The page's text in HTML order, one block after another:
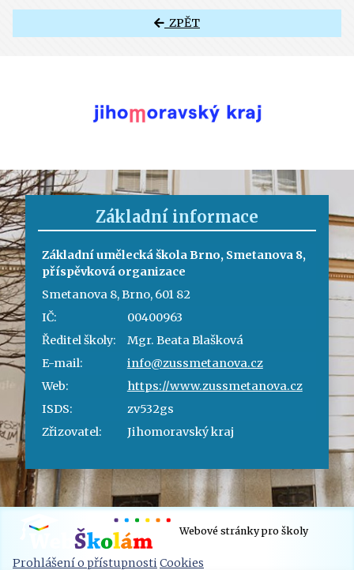
ZPĚT
Základní informace
Základní umělecká škola Brno, Smetanova 8,
příspěvková organizace
Smetanova 8, Brno, 601 82
IČ:
00400963
Ředitel školy:
Mgr. Beata Blašková
E-mail:
info@zussmetanova.cz
Web:
https://www.zussmetanova.cz
ISDS:
zv532gs
Zřizovatel:
Jihomoravský kraj
Webové stránky pro školy
Prohlášení o přístupnostiCookies